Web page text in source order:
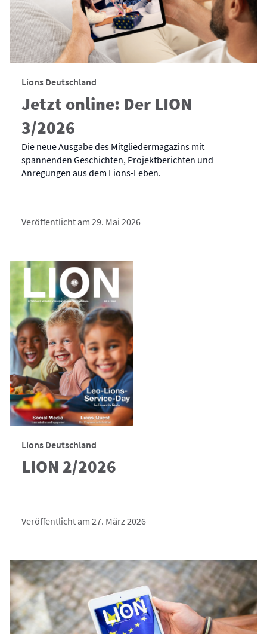
Lions Deutschland
Jetzt online: Der LION
3/2026
Die neue Ausgabe des Mitgliedermagazins mit
spannenden Geschichten, Projektberichten und
Anregungen aus dem Lions-Leben.
Veröffentlicht am 29. Mai 2026
Lions Deutschland
LION 2/2026
Veröffentlicht am 27. März 2026